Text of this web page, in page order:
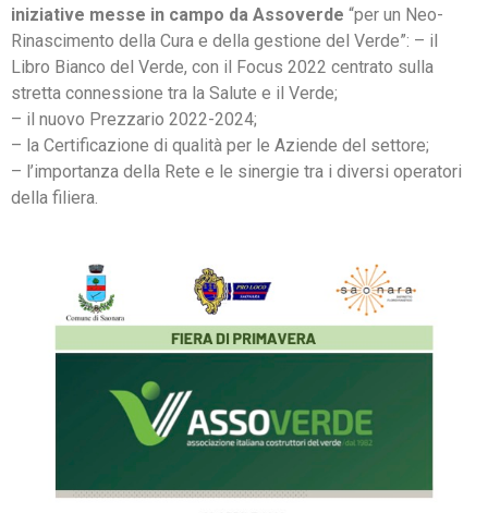
iniziative messe in campo da Assoverde “per un Neo-
Rinascimento della Cura e della gestione del Verde”: – il
Libro Bianco del Verde, con il Focus 2022 centrato sulla
stretta connessione tra la Salute e il Verde;
– il nuovo Prezzario 2022-2024;
– la Certificazione di qualità per le Aziende del settore;
– l’importanza della Rete e le sinergie tra i diversi operatori
della filiera.